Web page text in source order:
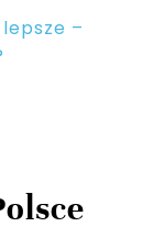
–